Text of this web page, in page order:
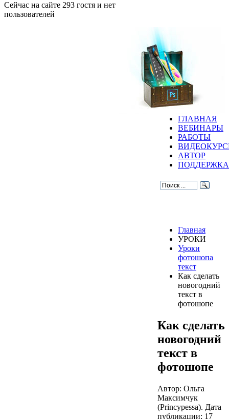
Сейчас на сайте 293 гостя и нет
пользователей
ГЛАВНАЯ
ВЕБИНАРЫ
РАБОТЫ
АВТОР
ПОДДЕРЖКА
Главная
УРОКИ
Уроки
фотошопа
текст
Как сделать
новогодний
текст в
фотошопе
Как сделать
новогодний
текст в
фотошопе
Автор: Ольга
Максимчук
(Princypessa). Дата
публикации: 17